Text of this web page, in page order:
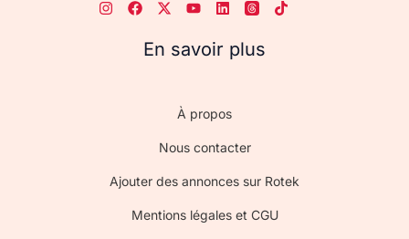
En savoir plus
À propos
Nous contacter
Ajouter des annonces sur Rotek
Mentions légales et CGU